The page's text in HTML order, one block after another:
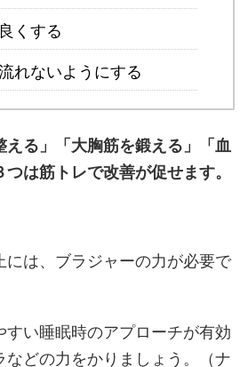
くする
れないようにする
える」「大胸筋を鍛える」「血
は筋トレで改善が促せます。
には、ブラジャーの力が必要で
すい睡眠時のアプローチが有効
などの力をかりましょう。（ナ